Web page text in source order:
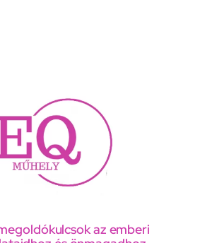
az emberi